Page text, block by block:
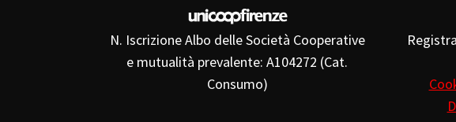
N. Iscrizione Albo delle Società Cooperative
e mutualità prevalente: A104272 (Cat.
Consumo)